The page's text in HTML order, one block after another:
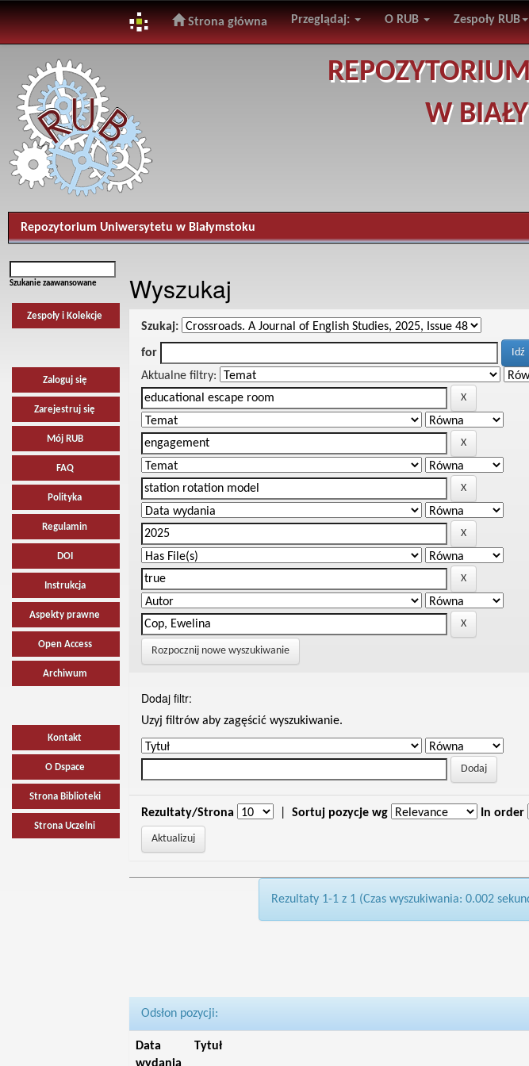
navigation
Strona główna Przeglądaj: O RUB Zespoły RUB
W
Repozytorium Uniwersytetu w Białymstoku
Szukanie zaawansowane
Zespoły i Kolekcje
Zaloguj się
Zarejestruj się
Mój RUB
FAQ
Polityka
Regulamin
DOI
Instrukcja
Aspekty prawne
Open Access
Archiwum
Kontakt
O Dspace
Strona Biblioteki
Strona Uczelni
Wyszukaj
Szukaj:
for
Aktualne filtry:
Rozpocznij nowe wyszukiwanie
Dodaj filtr:
Uzyj filtrów aby zagęścić wyszukiwanie.
Rezultaty/Strona Sortuj pozycje wg In order
Rezultaty 1-1 z 1 (Czas wyszukiwania: 0.002
Odsłon pozycji:
Data
Tytuł